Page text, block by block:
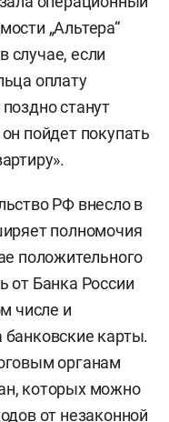
„Альтера“
случае, если
оплату
станут
пойдет покупать
РФ внесло в
полномочия
положительного
от Банка России
числе и
карты.
органам
которых можно
от незаконной